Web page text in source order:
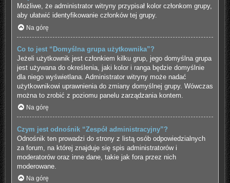
Możliwe, że administrator witryny przypisał kolor członkom grupy,
aby ułatwić identyfikowanie członków tej grupy.
Na górę
Co to jest “Domyślna grupa użytkownika”?
Jeżeli użytkownik jest członkiem kilku grup, jego domyślna grupa
jest używana do określenia, jaki kolor i ranga będzie domyślnie
dla niego wyświetlana. Administrator witryny może nadać
użytkownikowi uprawnienia do zmiany domyślnej grupy. Wówczas
można to zrobić z poziomu panelu zarządzania kontem.
Na górę
Czym jest odnośnik “Zespół administracyjny”?
Odnośnik ten prowadzi do strony z listą osób odpowiedzialnych
za forum, na której znajduje się spis administratorów i
moderatorów oraz inne dane, takie jak fora przez nich
moderowane.
Na górę